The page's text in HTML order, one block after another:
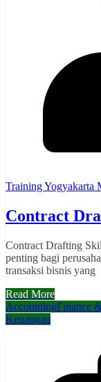
Training Yogyakarta
Contract
Contract Drafting
penting bagi
transaksi bisnis yang
Read More
AccountingFinance
Keuangan